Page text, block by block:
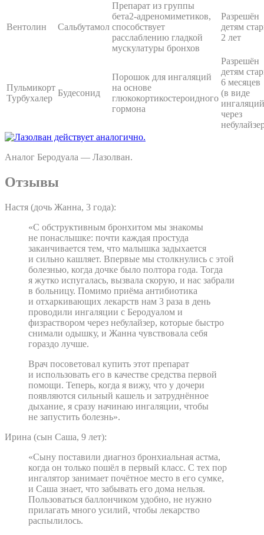
Вентолин Сальбутамол
Препарат из группы
бета2-адреномиметиков,
способствует
расслаблению гладкой
мускулатуры бронхов
Разрешён
детям
2 лет
Пульмикорт
Турбухалер
Будесонид
Порошок для ингаляций
на основе
глюкокортикостероидного
гормона
Разрешён
детям
6 месяцев
(в виде
ингаляций
через
Аналог Беродуала — Лазолван.
Отзывы
Настя (дочь Жанна, 3 года):
«С обструктивным бронхитом мы знакомы
не понаслышке: почти каждая простуда
заканчивается тем, что малышка задыхается
и сильно кашляет. Впервые мы столкнулись с этой
болезнью, когда дочке было полтора года. Тогда
я жутко испугалась, вызвала скорую, и нас забрали
в больницу. Помимо приёма антибиотика
и отхаркивающих лекарств нам 3 раза в день
проводили ингаляции с Беродуалом и
физраствором через небулайзер, которые быстро
снимали одышку, и Жанна чувствовала себя
гораздо лучше.
Врач посоветовал купить этот препарат
и использовать его в качестве средства первой
помощи. Теперь, когда я вижу, что у дочери
появляются сильный кашель и затруднённое
дыхание, я сразу начинаю ингаляции, чтобы
не запустить болезнь».
Ирина (сын Саша, 9 лет):
«Сыну поставили диагноз бронхиальная астма,
когда он только пошёл в первый класс. С тех пор
ингалятор занимает почётное место в его сумке,
и Саша знает, что забывать его дома нельзя.
Пользоваться баллончиком удобно, не нужно
прилагать много усилий, чтобы лекарство
распылилось.